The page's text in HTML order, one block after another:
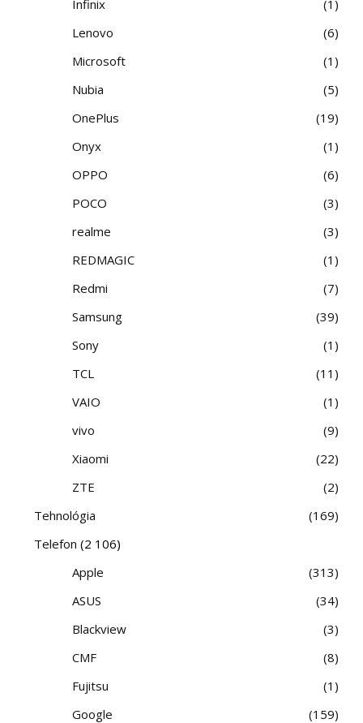
Infinix
1
Lenovo
6
Microsoft
1
Nubia
5
OnePlus
19
Onyx
1
OPPO
6
POCO
3
realme
3
REDMAGIC
1
Redmi
7
Samsung
39
Sony
1
TCL
11
VAIO
1
vivo
9
Xiaomi
22
ZTE
2
Tehnológia
169
Telefon (2 106)
Apple
313
ASUS
34
Blackview
3
CMF
8
Fujitsu
1
Google
159